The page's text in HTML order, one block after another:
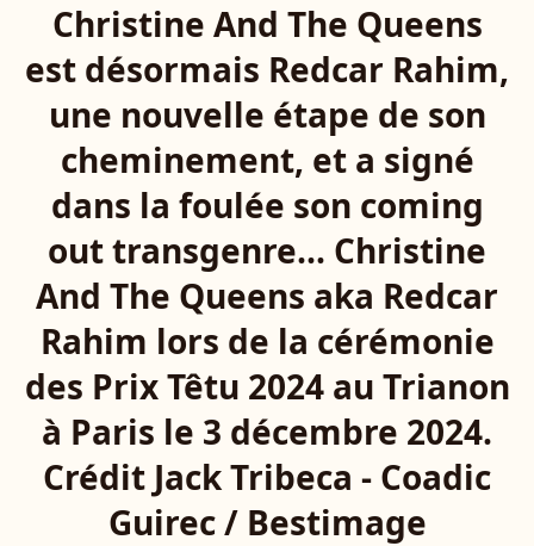
Christine And The Queens
est désormais Redcar Rahim,
une nouvelle étape de son
cheminement, et a signé
dans la foulée son coming
out transgenre... Christine
And The Queens aka Redcar
Rahim lors de la cérémonie
des Prix Têtu 2024 au Trianon
à Paris le 3 décembre 2024.
Crédit Jack Tribeca - Coadic
Guirec / Bestimage